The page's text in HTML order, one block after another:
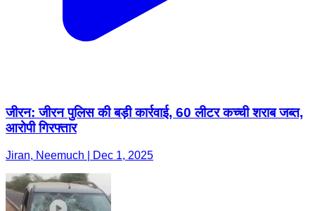
जीरन: जीरन पुलिस की बड़ी कार्रवाई, 60 लीटर कच्ची शराब जब्त,
आरोपी गिरफ्तार
Jiran, Neemuch | Dec 1, 2025